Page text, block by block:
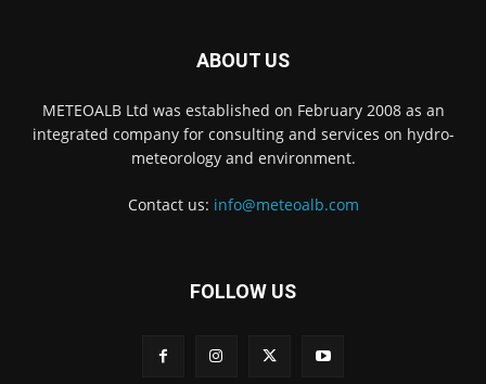
ABOUT US
METEOALB Ltd was established on February 2008 as an
integrated company for consulting and services on hydro-
meteorology and environment.
Contact us: info@meteoalb.com
FOLLOW US